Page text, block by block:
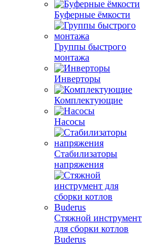
Буферные ёмкости
Группы быстрого
монтажа
Инверторы
Комплектующие
Насосы
Стабилизаторы
напряжения
Стяжной инструмент
для сборки котлов
Buderus